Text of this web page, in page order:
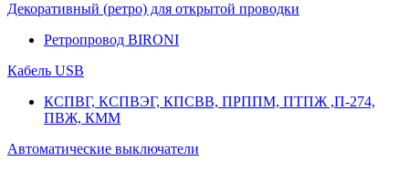
Декоративный (ретро) для открытой проводки
Ретропровод BIRONI
Кабель USB
КСПВГ, КСПВЭГ, КПСВВ, ПРППМ, ПТПЖ ,П-274,
ПВЖ, КММ
Автоматические выключатели